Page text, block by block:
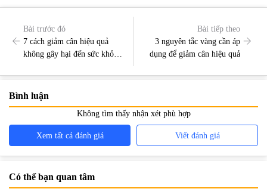
Bài trước đó
7 cách giảm cân hiệu quả
không gây hại đến sức khỏe
Bài tiếp theo
3 nguyên tắc vàng cần áp
dụng để giảm cân hiệu quả
Bình luận
Không tìm thấy nhận xét phù hợp
Xem tất cả đánh giá Viết đánh giá
Có thể bạn quan tâm